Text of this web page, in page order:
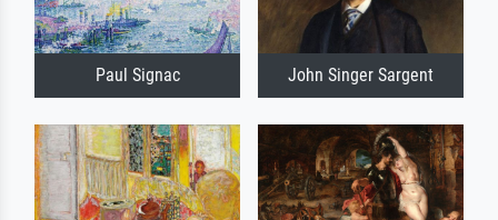
Paul Signac John Singer Sargent